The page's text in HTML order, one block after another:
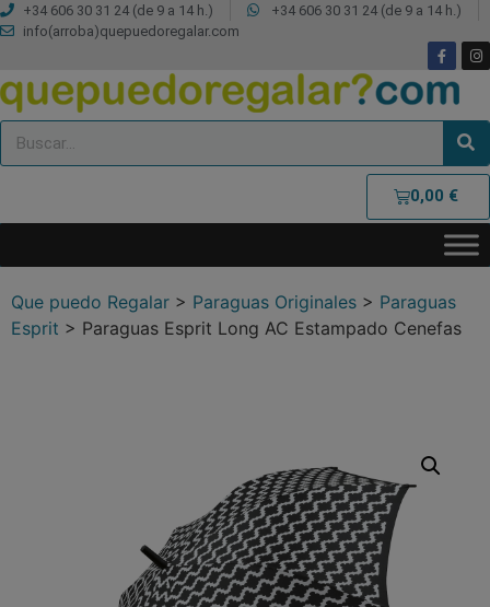
+34 606 30 31 24 (de 9 a 14 h.)
+34 606 30 31 24 (de 9 a 14 h.)
info(arroba)quepuedoregalar.com
0,00 €
Que puedo Regalar > Paraguas Originales > Paraguas
Esprit > Paraguas Esprit Long AC Estampado Cenefas